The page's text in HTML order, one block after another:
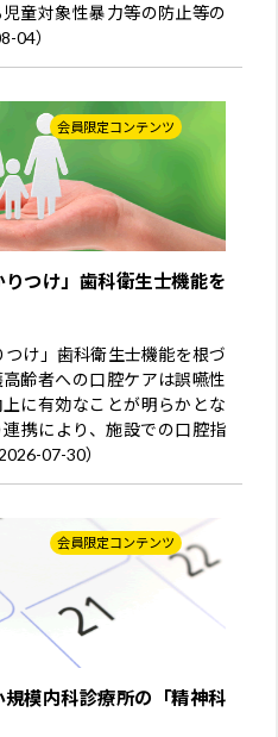
童対象性暴力等の防止等の
04）
会員限定コンテンツ
つけ」歯科衛生士機能を
け」歯科衛生士機能を根づ
齢者への口腔ケアは誤嚥性
に有効なことが明らかとな
携により、施設での口腔指
07-30）
会員限定コンテンツ
模内科診療所の「精神科